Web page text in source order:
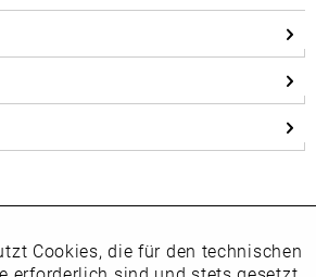
Sie uns auf Instagram
Aktiv
Cookies, die für den technischen